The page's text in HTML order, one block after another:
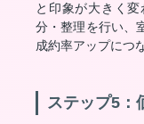
と印象が大きく
分・整理を行い、
成約率アップにつ
ステップ5：